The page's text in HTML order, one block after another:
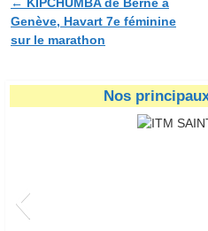
Navigation des articles
Genève, Havart 7e féminine
sur le marathon
Nos